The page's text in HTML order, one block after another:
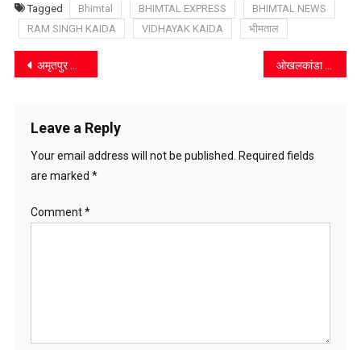
Tagged Bhimtal BHIMTAL EXPRESS
BHIMTAL NEWS
RAM SINGH KAIDA
VIDHAYAK KAIDA भीमताल
Post
अमृतपुर और अमिया डहरा बूथों पर भाजपा ने किया बूथ समिति का गठन
Leave a Reply
Your email address will not be published.
Required fields
are marked *
Comment*